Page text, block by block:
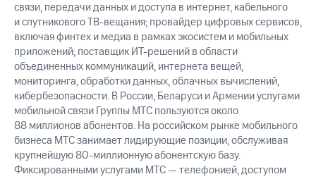
связи, передачи данных и доступа в интернет, кабельного
и спутниковогоТВ-вещания;провайдер цифровых сервисов,
включая финтех и медиа в рамках экосистем и мобильных
приложений; поставщикИТ-решенийв области
объединенных коммуникаций, интернета вещей,
мониторинга, обработки данных, облачных вычислений,
кибербезопасности. В России, Беларуси и Армении услугами
мобильной связи Группы МТС пользуются около
88 миллионов абонентов. На российском рынке мобильного
бизнеса МТС занимает лидирующие позиции, обслуживая
крупнейшую80-миллионнуюабонентскую базу.
Фиксированными услугами МТС — телефонией, доступом